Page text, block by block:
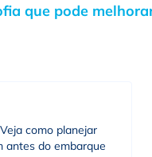
que pode
como planejar
antes do embarque